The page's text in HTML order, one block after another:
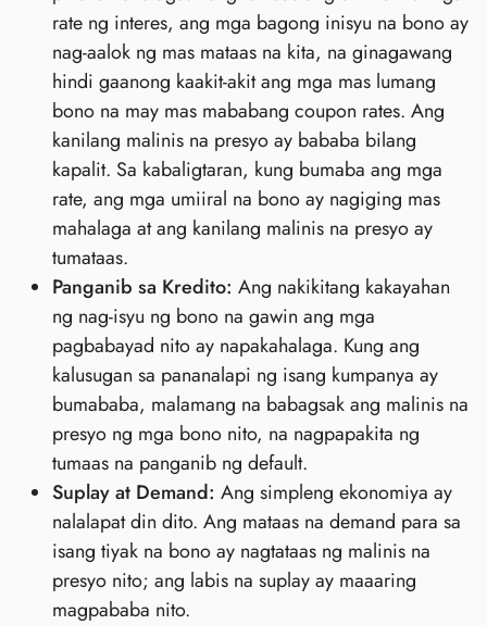
rate ng interes, ang mga bagong inisyu na bono ay
nag-aalok ng mas mataas na kita, na ginagawang
hindi gaanong kaakit-akit ang mga mas lumang
bono na may mas mababang coupon rates. Ang
kanilang malinis na presyo ay bababa bilang
kapalit. Sa kabaligtaran, kung bumaba ang mga
rate, ang mga umiiral na bono ay nagiging mas
mahalaga at ang kanilang malinis na presyo ay
tumataas.
Panganib sa Kredito: Ang nakikitang kakayahan
ng nag-isyu ng bono na gawin ang mga
pagbabayad nito ay napakahalaga. Kung ang
kalusugan sa pananalapi ng isang kumpanya ay
bumababa, malamang na babagsak ang malinis na
presyo ng mga bono nito, na nagpapakita ng
tumaas na panganib ng default.
Suplay at Demand: Ang simpleng ekonomiya ay
nalalapat din dito. Ang mataas na demand para sa
isang tiyak na bono ay nagtataas ng malinis na
presyo nito; ang labis na suplay ay maaaring
magpababa nito.